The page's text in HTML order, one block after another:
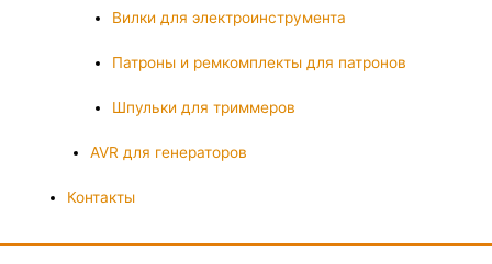
Вилки для электроинструмента
Патроны и ремкомплекты для патронов
Шпульки для триммеров
AVR для генераторов
Контакты